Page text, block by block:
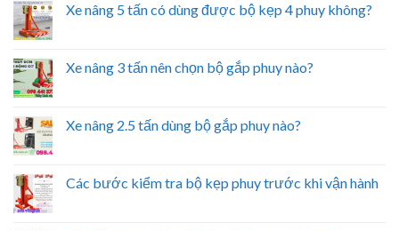
Xe nâng 5 tấn có dùng được bộ kẹp 4 phuy không?
Xe nâng 3 tấn nên chọn bộ gắp phuy nào?
Xe nâng 2.5 tấn dùng bộ gắp phuy nào?
Các bước kiểm tra bộ kẹp phuy trước khi vận hành